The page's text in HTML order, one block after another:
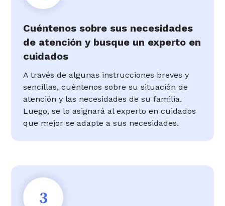
Cuéntenos sobre sus necesidades
de atención y busque un experto en
cuidados
A través de algunas instrucciones breves y
sencillas, cuéntenos sobre su situación de
atención y las necesidades de su familia.
Luego, se lo asignará al experto en cuidados
que mejor se adapte a sus necesidades.
3